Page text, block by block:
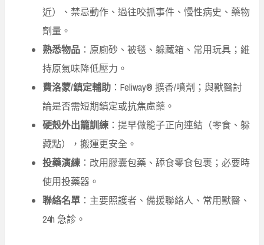
近）、禁忌動作、過往咬抓事件、慢性病史、藥物
劑量。
熟悉物品 ：原廁砂、被毯、躲藏箱、常用玩具；維
持原氣味降低壓力。
費洛蒙/鎮定輔助 ：Feliway® 擴香/噴劑；與獸醫討
論是否需短期鎮定或抗焦慮藥。
硬殼外出籠訓練 ：提早做籠子正向連結（零食、躲
藏點），搬運更安全。
投藥演練 ：改用膠囊包藥、舔食零食包裹；必要時
使用投藥器。
聯絡名單 ：主要照護者、備援聯絡人、常用獸醫、
24h 急診。